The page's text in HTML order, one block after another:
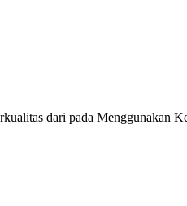
dari pada Menggunakan